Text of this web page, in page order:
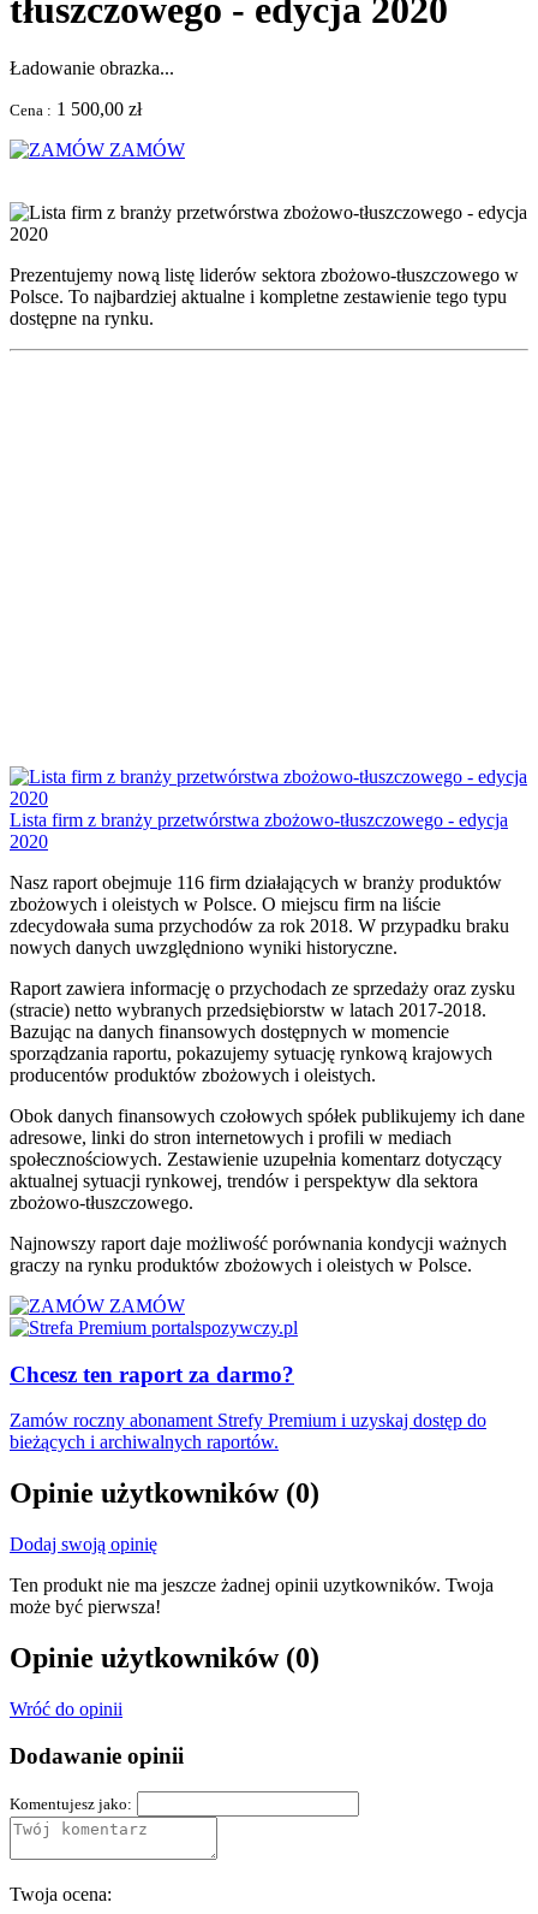
tłuszczowego - edycja 2020
Ładowanie obrazka...
Cena : 1 500,00 zł
ZAMÓW
Prezentujemy nową listę liderów sektora zbożowo-tłuszczowego w
Polsce. To najbardziej aktualne i kompletne zestawienie tego typu
dostępne na rynku.
Lista firm z branży przetwórstwa zbożowo-tłuszczowego - edycja
2020
Nasz raport obejmuje 116 firm działających w branży produktów
zbożowych i oleistych w Polsce. O miejscu firm na liście
zdecydowała suma przychodów za rok 2018. W przypadku braku
nowych danych uwzględniono wyniki historyczne.
Raport zawiera informację o przychodach ze sprzedaży oraz zysku
(stracie) netto wybranych przedsiębiorstw w latach 2017-2018.
Bazując na danych finansowych dostępnych w momencie
sporządzania raportu, pokazujemy sytuację rynkową krajowych
producentów produktów zbożowych i oleistych.
Obok danych finansowych czołowych spółek publikujemy ich dane
adresowe, linki do stron internetowych i profili w mediach
społecznościowych. Zestawienie uzupełnia komentarz dotyczący
aktualnej sytuacji rynkowej, trendów i perspektyw dla sektora
zbożowo-tłuszczowego.
Najnowszy raport daje możliwość porównania kondycji ważnych
graczy na rynku produktów zbożowych i oleistych w Polsce.
ZAMÓW
Chcesz ten raport za darmo?
Zamów roczny abonament Strefy Premium i uzyskaj dostęp do
bieżących i archiwalnych raportów.
Opinie użytkowników (0)
Dodaj swoją opinię
Ten produkt nie ma jeszcze żadnej opinii uzytkowników. Twoja
może być pierwsza!
Opinie użytkowników (0)
Wróć do opinii
Dodawanie opinii
Komentujesz jako:
Twoja ocena: